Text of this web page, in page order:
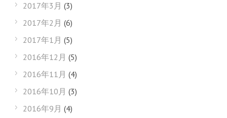
2017年3月 (3)
2017年2月 (6)
2017年1月 (5)
2016年12月 (5)
2016年11月 (4)
2016年10月 (3)
2016年9月 (4)